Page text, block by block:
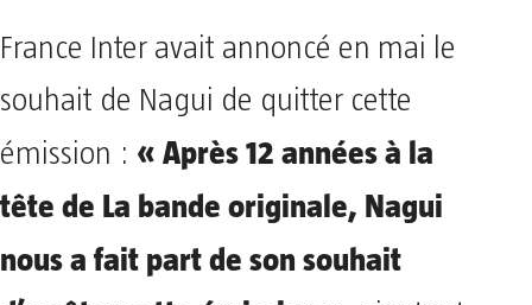
France Inter avait annoncé en mai le
souhait de Nagui de quitter cette
émission : « Après 12 années à la
tête de La bande originale, Nagui
nous a fait part de son souhait